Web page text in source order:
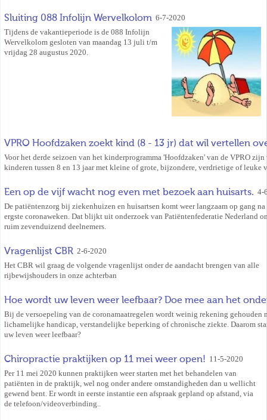
Sluiting 088 Infolijn Wervelkolom 6-7-2020
Tijdens de vakantieperiode is de 088 Infolijn
Wervelkolom gesloten van maandag 13 juli t/m
vrijdag 28 augustus 2020.
VPRO Hoofdzaken zoekt kind (8 - 13 jr) dat wil vertellen
Voor het derde seizoen van het kinderprogramma 'Hoofdzaken' van de VPRO
kinderen tussen 8 en 13 jaar met kleine of grote, bijzondere, verdrietige of leuke
Een op de vijf wacht nog even met bezoek aan huisarts. 4-
De patiëntenzorg bij ziekenhuizen en huisartsen komt weer langzaam op gang na
ergste coronaweken. Dat blijkt uit onderzoek van Patiëntenfederatie Nederland
ruim zevenduizend deelnemers.
Vragenlijst CBR 2-6-2020
Het CBR wil graag de volgende vragenlijst onder de aandacht brengen van alle
rijbewijshouders in onze achterban
Hoe wordt uw leven weer leefbaar? Doe mee aan het
Bij de versoepeling van de coronamaatregelen wordt weinig rekening gehouden
lichamelijke handicap, verstandelijke beperking of chronische ziekte. Daarom
uw leven weer leefbaar?
Chiropractie praktijken op 11 mei weer open! 11-5-2020
Per 11 mei 2020 kunnen praktijken weer starten met het behandelen van
patiënten in de praktijk, wel nog onder andere omstandigheden dan u wellicht
gewend bent. Er wordt in eerste instantie een afspraak gepland op afstand, via
de telefoon/videoverbinding..